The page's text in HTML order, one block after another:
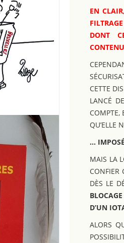
EN
DONT
CETTE
LANCÉ
COMPTE,
QU’ELLE
…
MAIS LA
CONFIER
DÈS LE
D’UN
ALORS